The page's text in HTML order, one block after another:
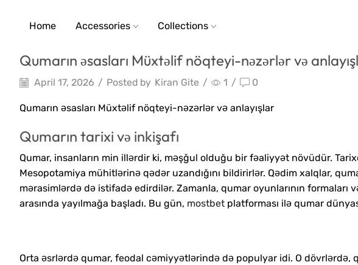
Home Accessories Collections
Qumarın əsasları Müxtəlif nöqteyi-nəzərlər və
April 17, 2026 / Posted by Kiran Gite / 1 / 0
Qumarın əsasları Müxtəlif nöqteyi-nəzərlər və anlayışlar
Qumarın tarixi və inkişafı
Qumar, insanların min illərdir ki, məşğul olduğu bir fəaliyyət növüdür.
Mesopotamiya mühitlərinə qədər uzandığını bildirirlər. Qədim xalqlar,
mərasimlərdə də istifadə edirdilər. Zamanla, qumar oyunlarının
arasında yayılmağa başladı. Bu gün, mostbet platforması ilə qumar
Orta əsrlərdə qumar, feodal cəmiyyətlərində də populyar idi. O dövrlərdə,